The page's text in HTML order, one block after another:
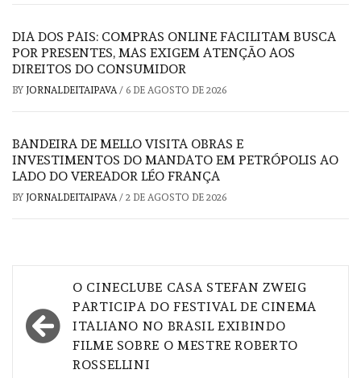
DIA DOS PAIS: COMPRAS ONLINE FACILITAM BUSCA
POR PRESENTES, MAS EXIGEM ATENÇÃO AOS
DIREITOS DO CONSUMIDOR
BY JORNALDEITAIPAVA/ 6 DE AGOSTO DE 2026
BANDEIRA DE MELLO VISITA OBRAS E
INVESTIMENTOS DO MANDATO EM PETRÓPOLIS AO
LADO DO VEREADOR LÉO FRANÇA
BY JORNALDEITAIPAVA/ 2 DE AGOSTO DE 2026
Navegação
de
Post
O CINECLUBE CASA STEFAN ZWEIG
PARTICIPA DO FESTIVAL DE CINEMA
ITALIANO NO BRASIL EXIBINDO
FILME SOBRE O MESTRE ROBERTO
ROSSELLINI